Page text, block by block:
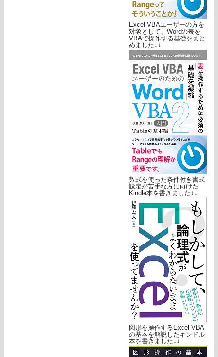
Excel VBAユーザーの方を
対象として、Wordの表を
VBAで操作する基礎をまと
めました↓↓
数式を使った条件付き書式
設定が苦手な方に向けた
Kindle本を書きました↓↓
図形を操作するExcel VBA
の基本を解説したキンドル
本を書きました↓↓